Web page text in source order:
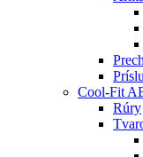
Cool-Fit
Rúry